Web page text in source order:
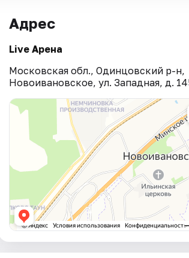
Адрес
Live Арена
Московская обл., Одинцовский р-н,
Новоивановское, ул. Западная, д.